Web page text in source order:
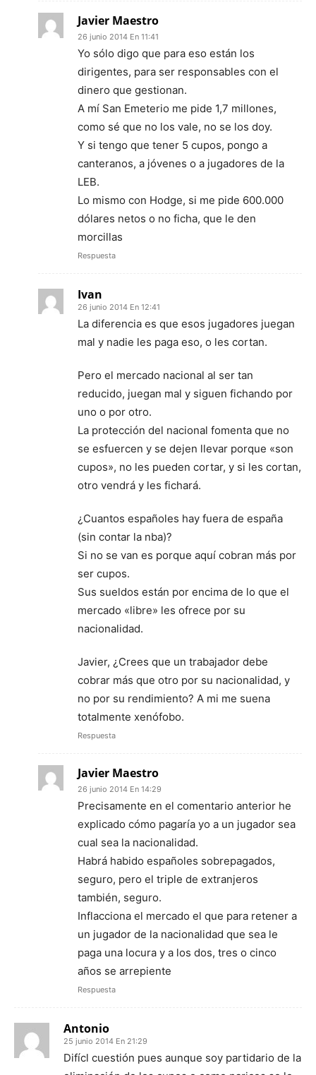
Javier Maestro
26 junio 2014 En 11:41
Yo sólo digo que para eso están los
dirigentes, para ser responsables con el
dinero que gestionan.
A mí San Emeterio me pide 1,7 millones,
como sé que no los vale, no se los doy.
Y si tengo que tener 5 cupos, pongo a
canteranos, a jóvenes o a jugadores de la
LEB.
Lo mismo con Hodge, si me pide 600.000
dólares netos o no ficha, que le den
morcillas
Respuesta
Ivan
26 junio 2014 En 12:41
La diferencia es que esos jugadores juegan
mal y nadie les paga eso, o les cortan.
Pero el mercado nacional al ser tan
reducido, juegan mal y siguen fichando por
uno o por otro.
La protección del nacional fomenta que no
se esfuercen y se dejen llevar porque «son
cupos», no les pueden cortar, y si les cortan,
otro vendrá y les fichará.
¿Cuantos españoles hay fuera de españa
(sin contar la nba)?
Si no se van es porque aquí cobran más por
ser cupos.
Sus sueldos están por encima de lo que el
mercado «libre» les ofrece por su
nacionalidad.
Javier, ¿Crees que un trabajador debe
cobrar más que otro por su nacionalidad, y
no por su rendimiento? A mi me suena
totalmente xenófobo.
Respuesta
Javier Maestro
26 junio 2014 En 14:29
Precisamente en el comentario anterior he
explicado cómo pagaría yo a un jugador sea
cual sea la nacionalidad.
Habrá habido españoles sobrepagados,
seguro, pero el triple de extranjeros
también, seguro.
Inflacciona el mercado el que para retener a
un jugador de la nacionalidad que sea le
paga una locura y a los dos, tres o cinco
años se arrepiente
Respuesta
Antonio
25 junio 2014 En 21:29
Difícl cuestión pues aunque soy partidario de la